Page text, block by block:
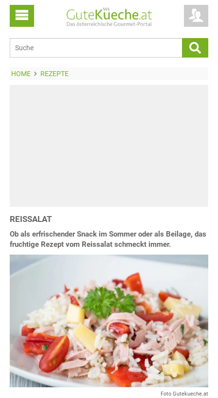
HOME REZEPTE
REISSALAT
Ob als erfrischender Snack im Sommer oder als Beilage, das
fruchtige Rezept vom Reissalat schmeckt immer.
Foto Gutekueche.at